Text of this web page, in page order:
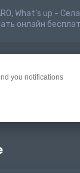
What's up -
онлайн
дала
дала
you notifications